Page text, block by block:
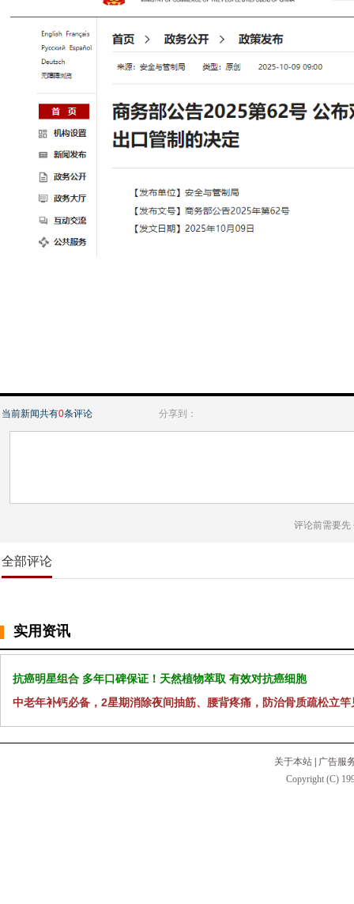
当前新闻共有0条评论 分享到：
评论前需要先
全部评论
实用资讯
抗癌明星组合 多年口碑保证！天然植物萃取 有效对抗癌细胞
中老年补钙必备，2星期消除夜间抽筋、腰背疼痛，防治骨质疏松立竿
关于本站
广告服
Copyright (C)